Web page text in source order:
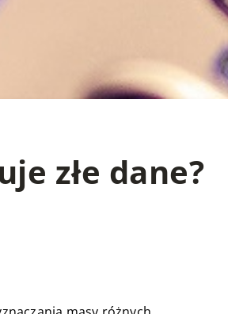
złe dane?